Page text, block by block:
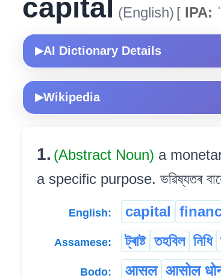
capital (English) [ IPA:
▶AI Dictionary Details
▶Wikipedia
1. (Abstract Noun) a
a specific purpose. ভৱিষ্যতৰ বাবে
English: capital
Assamese: ট্ৰাষ্ট তহবিল নিধি
Bodo: आसल आसोल